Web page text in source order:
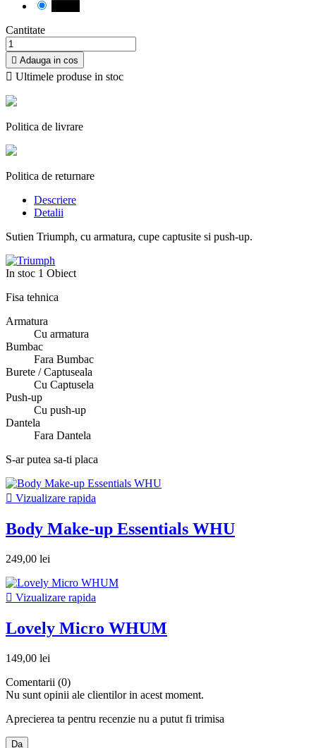
Cantitate
 Adauga in cos
 Ultimele produse in stoc
Politica de livrare
Politica de returnare
Descriere
Detalii
Sutien Triumph, cu armatura, cupe captusite si push-up.
In stoc 1 Obiect
Fisa tehnica
Armatura
Cu armatura
Bumbac
Fara Bumbac
Burete / Captuseala
Cu Captusela
Push-up
Cu push-up
Dantela
Fara Dantela
S-ar putea sa-ti placa
 Vizualizare rapida
Body Make-up Essentials WHU
249,00 lei
 Vizualizare rapida
Lovely Micro WHUM
149,00 lei
Comentarii (0)
Nu sunt opinii ale clientilor in acest moment.
Aprecierea ta pentru recenzie nu a putut fi trimisa
Da